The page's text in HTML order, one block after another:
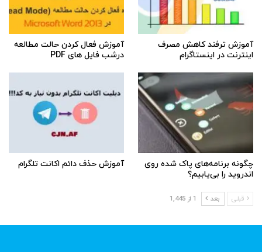
آموزش ترفند کاهش مصرف
اینترنت در اینستاگرام
آموزش فعال کردن حالت مطالعه
درشب فایل های PDF
چگونه برنامه‌های پاک شده روی
اندروید را بی‌یابیم؟
آموزش حذف دائم اکانت تلگرام
قبلی بعد 1 از 1,445